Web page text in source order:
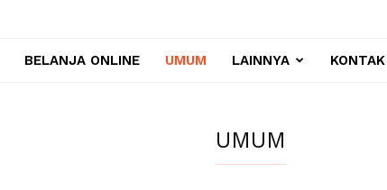
BELANJA ONLINE UMUM LAINNYA KONTAK
UMUM